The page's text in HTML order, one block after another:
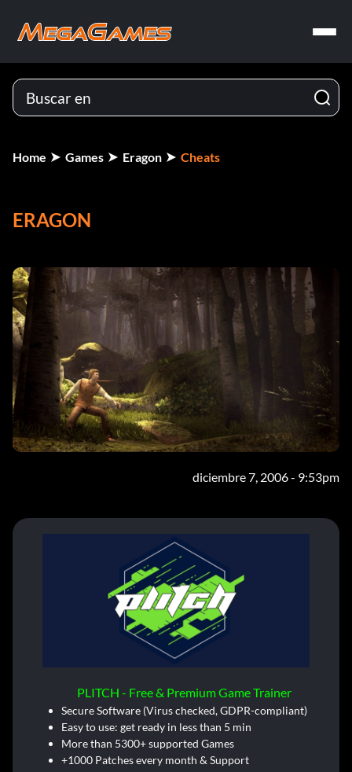
Home Games Eragon Cheats
ERAGON
diciembre 7, 2006 - 9:53pm
PLITCH - Free & Premium Game Trainer
Secure Software (Virus checked, GDPR-compliant)
Easy to use: get ready in less than 5 min
More than 5300+ supported Games
+1000 Patches every month & Support